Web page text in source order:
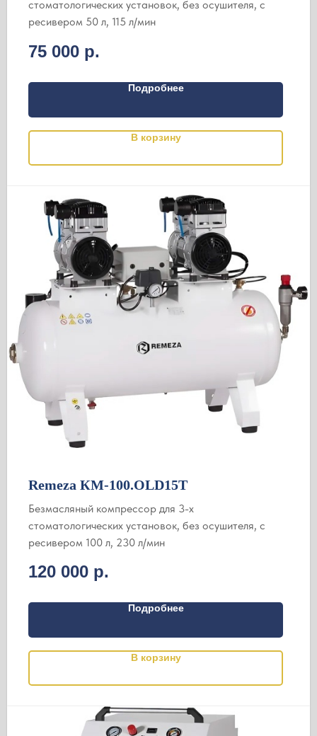
стоматологических установок, без осушителя, с
ресивером 50 л, 115 л/мин
75 000 р.
Подробнее
В корзину
Remeza КМ-100.OLD15Т
Безмасляный компрессор для 3-х
стоматологических установок, без осушителя, с
ресивером 100 л, 230 л/мин
120 000 р.
Подробнее
В корзину